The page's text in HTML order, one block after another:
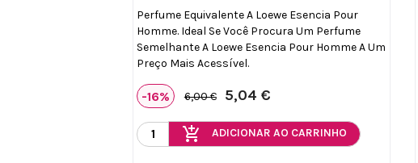
Perfume Equivalente A Loewe Esencia Pour
Homme. Ideal Se Você Procura Um Perfume
Semelhante A Loewe Esencia Pour Homme A Um
Preço Mais Acessível.
-16% 6,00 € 5,04 €
add_shopping_cart ADICIONAR AO CARRINHO